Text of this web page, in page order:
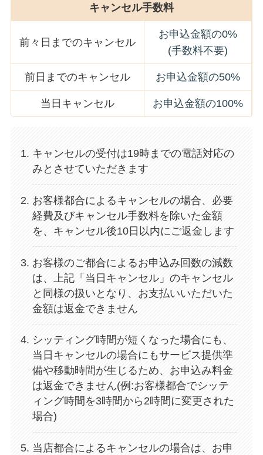
キャンセル手数料
前々日までのキャンセル
お申込金額の0%
(手数料不要)
前日までのキャンセル お申込金額の50%
当日キャンセル お申込金額の100%
キャンセルの受付は19時までの電話対応の
みとさせていただきます
お客様都合によるキャンセルの場合、必要
経費及びキャンセル手数料を除いた金額
を、キャンセル後10日以内にご返金します
お客様のご都合によるお申込み回数の減数
は、上記「当日キャンセル」のキャンセル
と同様の扱いとなり、お支払いいただいた
金額は返金できません
シッティング時間が短くなった場合にも、
当日キャンセルの場合にもサービス提供準
備や移動時間が生じるため、お申込み料金
は返金できません(例:お客様都合でシッテ
ィング時間を3時間から2時間に変更された
場合)
当店都合によるキャンセルの場合は、お申